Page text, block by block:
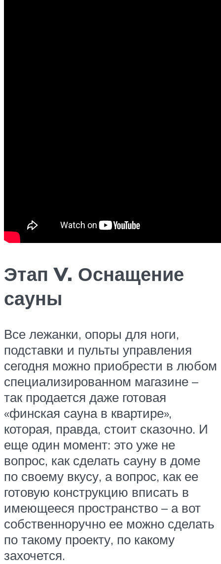
Этап V. Оснащение
сауны
Все лежанки, опоры для ноги,
подставки и пульты управления
сегодня можно приобрести в любом
специализированном магазине –
так продается даже готовая
«финская сауна в квартире»,
которая, правда, стоит сказочно. И
еще один момент: это уже не
вопрос, как сделать сауну в доме
по своему вкусу, а вопрос, как ее
готовую конструкцию вписать в
имеющееся пространство – а вот
собственноручно ее можно сделать
по такому проекту, по какому
захочется.